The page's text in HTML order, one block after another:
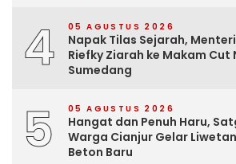
4 05 AGUSTUS 2026
Napak Tilas Sejarah,
Riefky Ziarah ke Makam Cut
Sumedang
5 05 AGUSTUS 2026
Hangat dan Penuh Haru,
Warga Cianjur Gelar
Beton Baru